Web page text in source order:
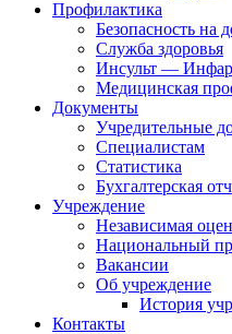
Профилактика
Безопасность на
Служба здоровья
Инсульт —
Медицинская
Документы
Учредительные
Специалистам
Статистика
Бухгалтерская
Учреждение
Независимая
Национальный
Вакансии
Об учреждение
История
Контакты